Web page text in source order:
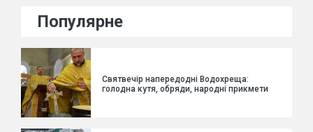
Популярне
Святвечір напередодні Водохреща:
голодна кутя, обряди, народні прикмети